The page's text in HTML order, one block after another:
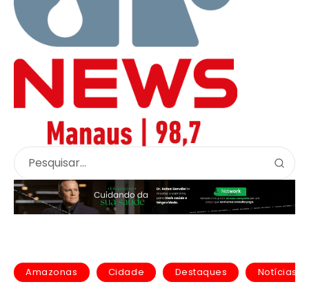
Amazonas Cidade Destaques Notícias